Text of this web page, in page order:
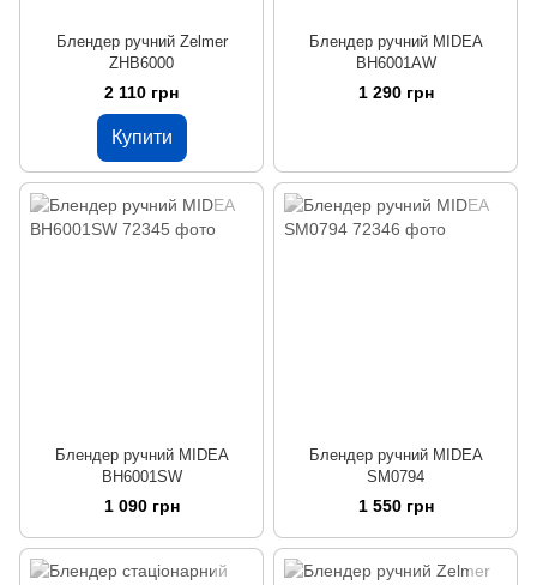
Блендер ручний Zelmer
ZHB6000
2 110 грн
Купити
Блендер ручний MIDEA
BH6001AW
1 290 грн
Блендер ручний MIDEA
BH6001SW
1 090 грн
Блендер ручний MIDEA
SM0794
1 550 грн